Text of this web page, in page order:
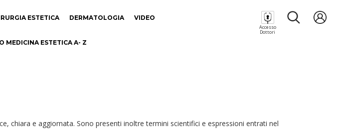
ESTETICA DERMATOLOGIA VIDEO
MEDICINA ESTETICA A- Z
Accesso
Dottori
chiara e aggiornata. Sono presenti inoltre termini scientifici e espressioni entrati nel